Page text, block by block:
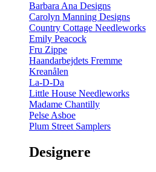
Barbara Ana Designs
Carolyn Manning Designs
Country Cottage Needleworks
Emily Peacock
Fru Zippe
Haandarbejdets Fremme
Kreanålen
La-D-Da
Little House Needleworks
Madame Chantilly
Pelse Asboe
Plum Street Samplers
Designere